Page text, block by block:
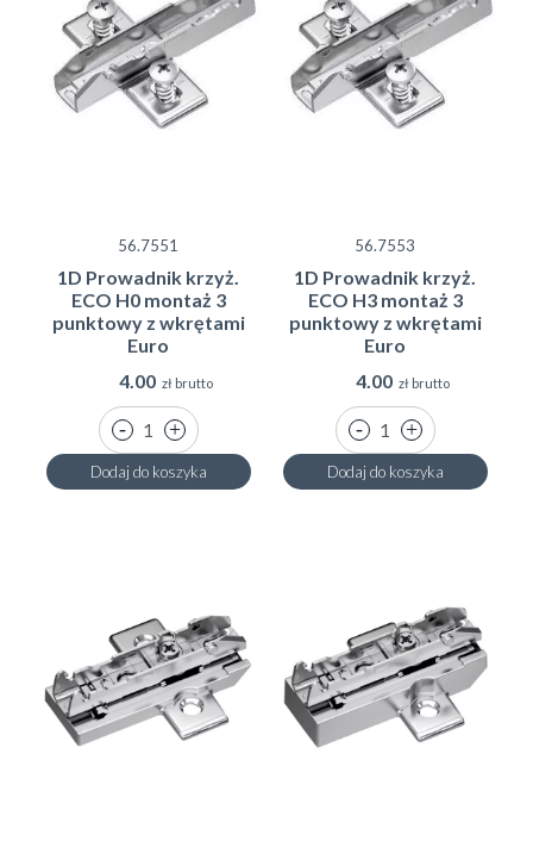
56.7551
1D Prowadnik krzyż.
ECO H0 montaż 3
punktowy z wkrętami
Euro
4.00 zł brutto
Dodaj do koszyka
56.7553
1D Prowadnik krzyż.
ECO H3 montaż 3
punktowy z wkrętami
Euro
4.00 zł brutto
Dodaj do koszyka